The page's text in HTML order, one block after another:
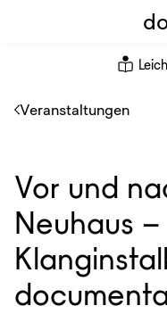
Veranstaltungen
Vor und
Neuhaus –